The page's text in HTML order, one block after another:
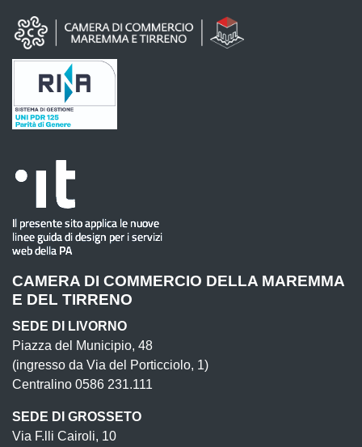
CAMERA DI COMMERCIO DELLA MAREMMA
E DEL TIRRENO
SEDE DI LIVORNO
Piazza del Municipio, 48
(ingresso da Via del Porticciolo, 1)
Centralino 0586 231.111
SEDE DI GROSSETO
Via F.lli Cairoli, 10